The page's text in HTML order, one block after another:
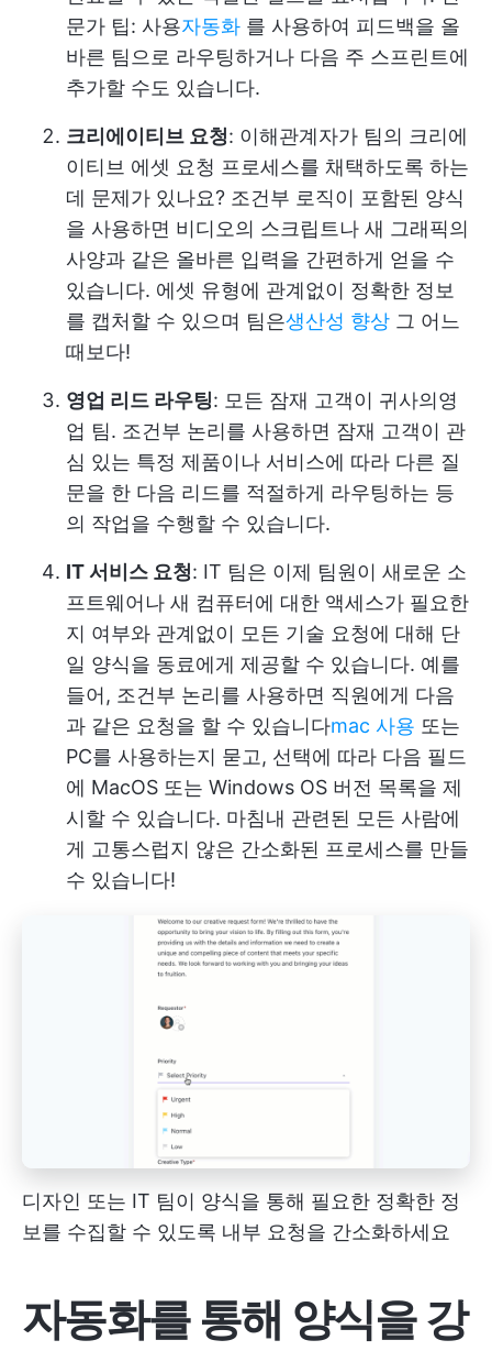
문가 팁: 사용자동화 를 사용하여 피드백을 올
바른 팀으로 라우팅하거나 다음 주 스프린트에
추가할 수도 있습니다.
크리에이티브 요청: 이해관계자가 팀의 크리에
이티브 에셋 요청 프로세스를 채택하도록 하는
데 문제가 있나요? 조건부 로직이 포함된 양식
을 사용하면 비디오의 스크립트나 새 그래픽의
사양과 같은 올바른 입력을 간편하게 얻을 수
있습니다. 에셋 유형에 관계없이 정확한 정보
를 캡처할 수 있으며 팀은생산성 향상 그 어느
때보다!
영업 리드 라우팅: 모든 잠재 고객이 귀사의영
업 팀. 조건부 논리를 사용하면 잠재 고객이 관
심 있는 특정 제품이나 서비스에 따라 다른 질
문을 한 다음 리드를 적절하게 라우팅하는 등
의 작업을 수행할 수 있습니다.
IT 서비스 요청: IT 팀은 이제 팀원이 새로운 소
프트웨어나 새 컴퓨터에 대한 액세스가 필요한
지 여부와 관계없이 모든 기술 요청에 대해 단
일 양식을 동료에게 제공할 수 있습니다. 예를
들어, 조건부 논리를 사용하면 직원에게 다음
과 같은 요청을 할 수 있습니다mac 사용 또는
PC를 사용하는지 묻고, 선택에 따라 다음 필드
에 MacOS 또는 Windows OS 버전 목록을 제
시할 수 있습니다. 마침내 관련된 모든 사람에
게 고통스럽지 않은 간소화된 프로세스를 만들
수 있습니다!
디자인 또는 IT 팀이 양식을 통해 필요한 정확한 정
보를 수집할 수 있도록 내부 요청을 간소화하세요
자동화를 통해 양식을 강